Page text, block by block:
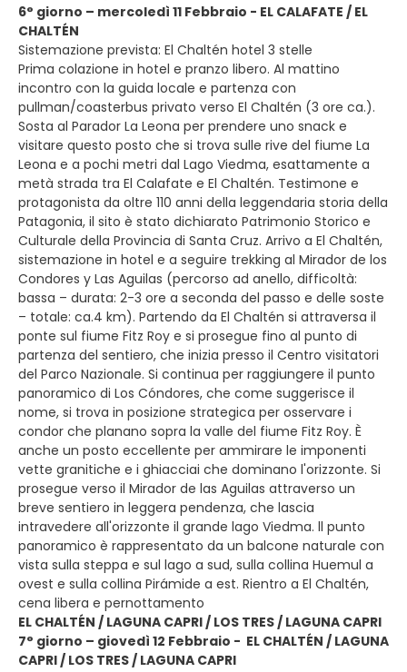
6° giorno – mercoledì 11 Febbraio - EL CALAFATE / EL
CHALTÉN
Sistemazione prevista: El Chaltén hotel 3 stelle
Prima colazione in hotel e pranzo libero. Al mattino
incontro con la guida locale e partenza con
pullman/coasterbus privato verso El Chaltén (3 ore ca.).
Sosta al Parador La Leona per prendere uno snack e
visitare questo posto che si trova sulle rive del fiume La
Leona e a pochi metri dal Lago Viedma, esattamente a
metà strada tra El Calafate e El Chaltén. Testimone e
protagonista da oltre 110 anni della leggendaria storia della
Patagonia, il sito è stato dichiarato Patrimonio Storico e
Culturale della Provincia di Santa Cruz. Arrivo a El Chaltén,
sistemazione in hotel e a seguire trekking al Mirador de los
Condores y Las Aguilas (percorso ad anello, difficoltà:
bassa – durata: 2-3 ore a seconda del passo e delle soste
– totale: ca.4 km). Partendo da El Chaltén si attraversa il
ponte sul fiume Fitz Roy e si prosegue fino al punto di
partenza del sentiero, che inizia presso il Centro visitatori
del Parco Nazionale. Si continua per raggiungere il punto
panoramico di Los Cóndores, che come suggerisce il
nome, si trova in posizione strategica per osservare i
condor che planano sopra la valle del fiume Fitz Roy. È
anche un posto eccellente per ammirare le imponenti
vette granitiche e i ghiacciai che dominano l'orizzonte. Si
prosegue verso il Mirador de las Aguilas attraverso un
breve sentiero in leggera pendenza, che lascia
intravedere all'orizzonte il grande lago Viedma. ll punto
panoramico è rappresentato da un balcone naturale con
vista sulla steppa e sul lago a sud, sulla collina Huemul a
ovest e sulla collina Pirámide a est. Rientro a El Chaltén,
cena libera e pernottamento
EL CHALTÉN / LAGUNA CAPRI / LOS TRES / LAGUNA CAPRI
7° giorno – giovedì 12 Febbraio - EL CHALTÉN / LAGUNA
CAPRI / LOS TRES / LAGUNA CAPRI